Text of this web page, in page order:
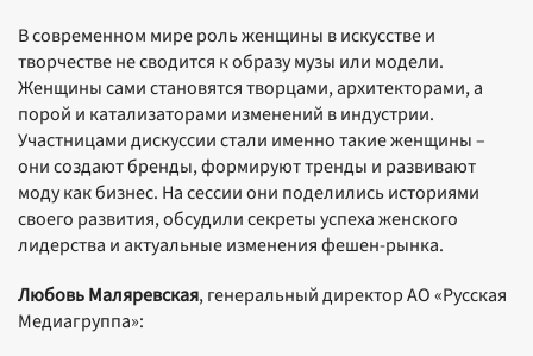
В современном мире роль женщины в искусстве и
творчестве не сводится к образу музы или модели.
Женщины сами становятся творцами, архитекторами, а
порой и катализаторами изменений в индустрии.
Участницами дискуссии стали именно такие женщины –
они создают бренды, формируют тренды и развивают
моду как бизнес. На сессии они поделились историями
своего развития, обсудили секреты успеха женского
лидерства и актуальные изменения фешен-рынка.
Любовь Маляревская, генеральный директор АО «Русская
Медиагруппа»: